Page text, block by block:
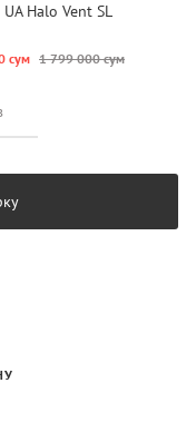
Halo Vent SL
сум 1 799 000 сум